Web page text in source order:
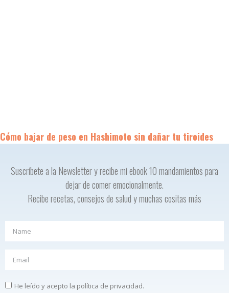
Cómo bajar de peso en Hashimoto sin dañar tu tiroides
Suscríbete a la Newsletter y recibe mi ebook 10 mandamientos para
dejar de comer emocionalmente.
Recibe recetas, consejos de salud y muchas cositas más
He leído y acepto la política de privacidad.